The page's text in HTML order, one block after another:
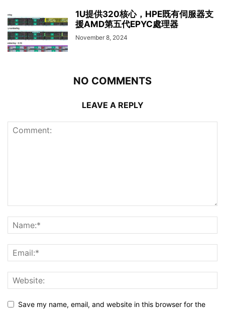
1U提供320核心，HPE既有伺服器支
援AMD第五代EPYC處理器
November 8, 2024
NO COMMENTS
LEAVE A REPLY
Save my name, email, and website in this browser for the